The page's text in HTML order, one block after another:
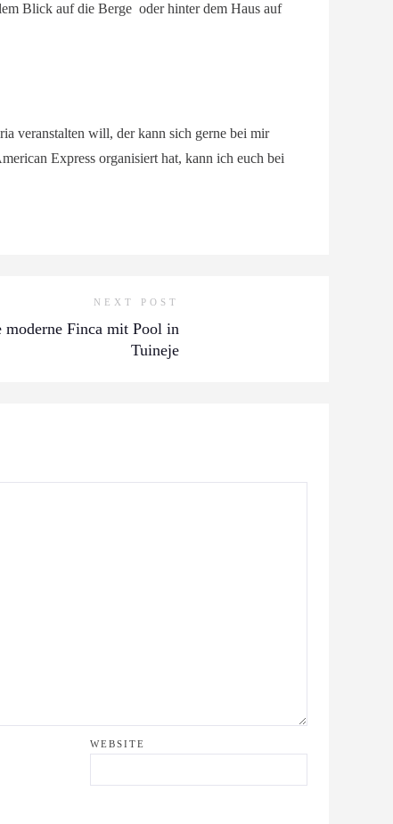
Blick auf die Berge oder hinter dem Haus auf
veranstalten will, der kann sich gerne bei mir
Express organisiert hat, kann ich euch bei
NEXT POST
moderne Finca mit Pool in
Tuineje
WEBSITE